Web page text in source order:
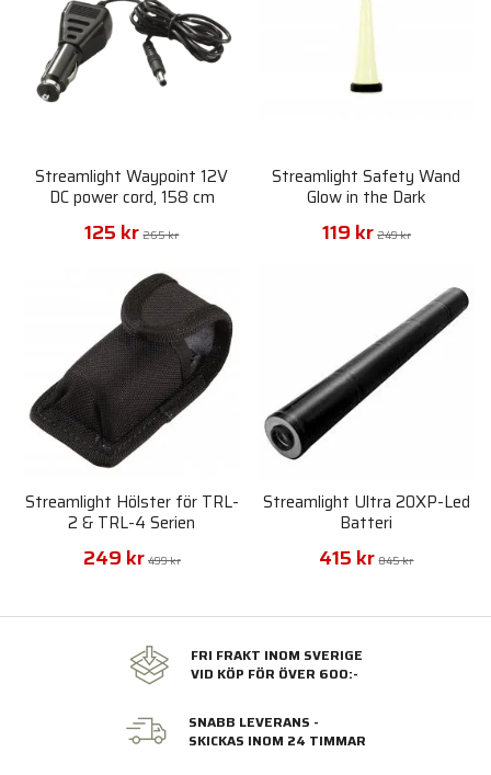
Streamlight Waypoint 12V
DC power cord, 158 cm
125 kr 265 kr
Streamlight Safety Wand
Glow in the Dark
119 kr 249 kr
Streamlight Hölster för TRL-
2 & TRL-4 Serien
249 kr 499 kr
Streamlight Ultra 20XP-Led
Batteri
415 kr 845 kr
FRI FRAKT INOM SVERIGE
VID KÖP FÖR ÖVER 600:-
SNABB LEVERANS -
SKICKAS INOM 24 TIMMAR